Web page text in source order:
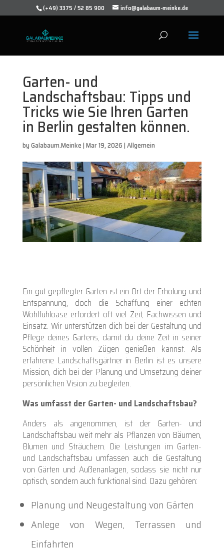
(+49) 3375 / 52 85 900 info@galabaum-meinke.de
Garten- und
Landschaftsbau: Tipps und
Tricks wie Sie Ihren Garten
in Berlin gestalten können.
byGalabaum.Meinke|Mar 19, 2026|Allgemein
Ein gut gepflegter Garten ist ein Ort der Erholung und
Entspannung, doch die Schaffung einer echten
Wohlfühloase erfordert oft viel Zeit, Fachwissen und
Einsatz. Wir unterstützen dich bei der Gestaltung und
Pflege deines Gartens, damit du deine Zeit in seiner
Schönheit in vollen Zügen genießen kannst. Als
erfahrene Landschaftsgärtner in Berlin ist es unsere
Mission, dich bei der Planung und Umsetzung deiner
persönlichen Vision zu begleiten.
Was umfasst der Garten- und Landschaftsbau?
Anders als angenommen, ist der Garten- und
Landschaftsbau weit mehr als Pflanzen von Bäumen,
Blumen und Sträuchern. Die Leistungen im Garten-
und Landschaftsbau umfassen auch die Gestaltung
von Gärten und Außenanlagen, sodass sie nicht nur
optisch, sondern auch funktional sind. Dazu gehören:
Planung und Neugestaltung von Gärten
Anlege von Wegen, Terrassen und
Einfahrten